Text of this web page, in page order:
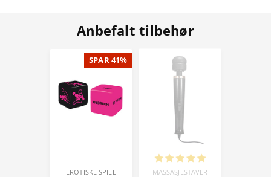
Anbefalt tilbehør
SPAR 41%
EROTISKE SPILL MASSASJESTAVER